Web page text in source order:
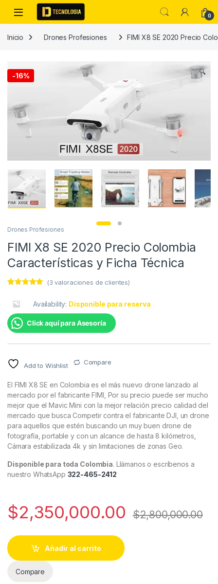
Skip to navigation
Skip to content
0
Inicio Drones Profesiones FIMI X8 SE 2020 Precio
-16% 🔍
Drones Profesiones
FIMI X8 SE 2020 Precio Colombia
Características y Ficha Técnica
en base a
valoracione
s de
clientes
(3 valoraciones de clientes)
Availability: Disponible para reserva
Click aquí para Asesoría
Add to Wishlist Compare
El FIMI X8 SE en Colombia es el más nuevo drone lanzado al
mercado por el fabricante FIMI, Por su precio puede ser mucho
mejor que el Mavic Mini con la mejor relación precio calidad del
mercado que busca Competir contra el fabricante DJI, un drone
para aquellos que estén buscando un muy buen drone de
fotografía, portable y con un alcance de hasta 8 kilómetros,
Cámara estabilizada 4k y sin limitaciones de zonas Geo.
Disponible para toda Colombia. Llámanos o escríbenos a
nuestro WhatsApp 322-465-2412
$2,350,000.00 $2,800,000.00
Añadir al carrito
Compare